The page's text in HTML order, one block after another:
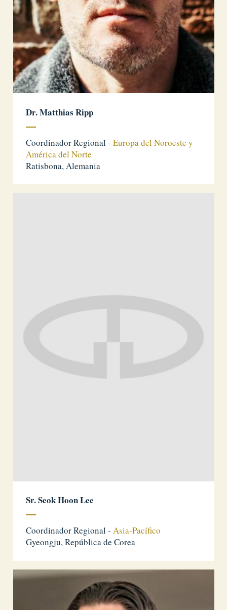
Dr. Matthias Ripp
Coordinador Regional - Europa del Noroeste y
América del Norte
Ratisbona, Alemania
Sr. Seok Hoon Lee
Coordinador Regional - Asia-Pacífico
Gyeongju, República de Corea